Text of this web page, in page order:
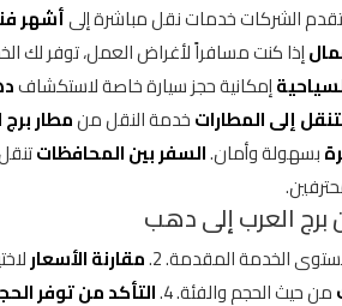
تقدم الشركات خدمات نقل مباشرة إلىأشهر
إذا كنت مسافراً لأغراض العمل، توفر لك
إمكانية حجز سيارة خاصة لاستكشاف
إلى المطاراتخدمة النقل منمطار
بسهولة وأمان.السفر بين المحافظات
برج العرب إلى دهب
الخدمة المقدمة. 2. مقارنة الأسعار
من حيث الحجم والفئة. 4. التأكد من توفر